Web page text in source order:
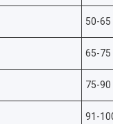
50-65
65-75
75-90
91-